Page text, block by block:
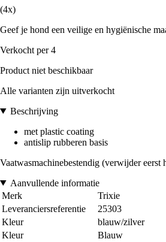
(4x)
Geef je hond een veilige en hygiënische
Verkocht per 4
Product niet beschikbaar
Alle varianten zijn uitverkocht
Beschrijving
met plastic coating
antislip rubberen basis
Vaatwasmachinebestendig (verwijder eerst
Aanvullende informatie
Merk
Trixie
Leveranciersreferentie
25303
Kleur
blauw/zilver
Kleur
Blauw